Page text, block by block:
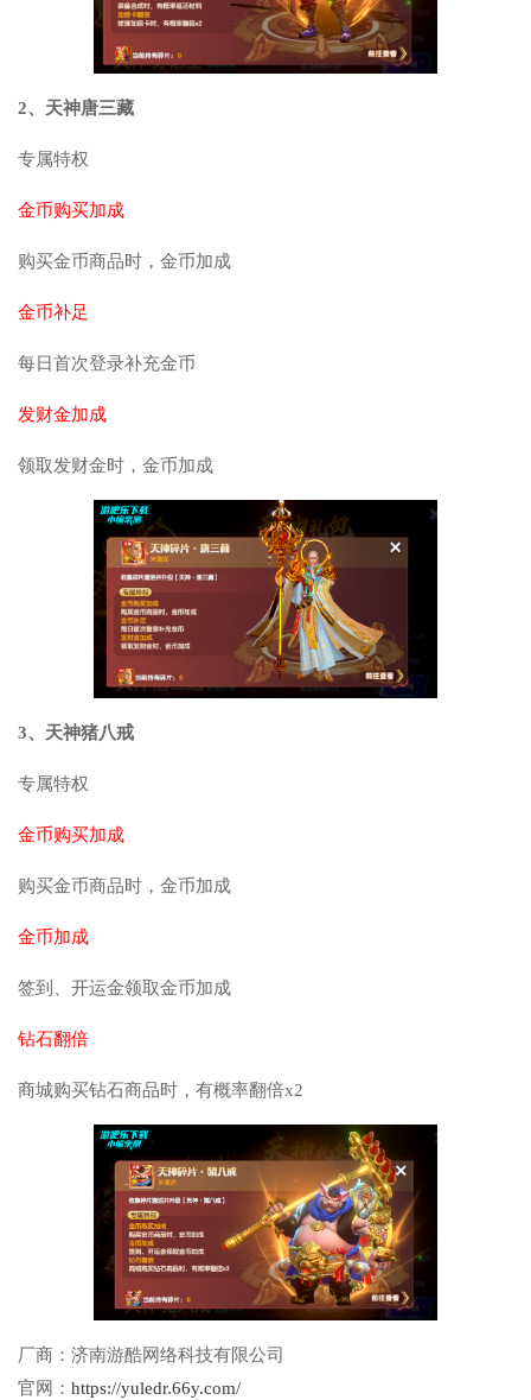
2、天神唐三藏
专属特权
金币购买加成
购买金币商品时，金币加成
金币补足
每日首次登录补充金币
发财金加成
领取发财金时，金币加成
3、天神猪八戒
专属特权
金币购买加成
购买金币商品时，金币加成
金币加成
签到、开运金领取金币加成
钻石翻倍
商城购买钻石商品时，有概率翻倍x2
厂商： 济南游酷网络科技有限公司
官网： https://yuledr.66y.com/